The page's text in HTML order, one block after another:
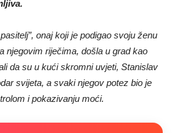
onaj koji je podigao svoju ženu
njegovim riječima, došla u grad kao
da su u kući skromni uvjeti, Stanislav
svijeta, a svaki njegov potez bio je
i pokazivanju moći.